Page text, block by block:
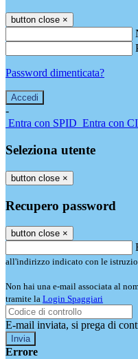
button close ×
Password dimenticata?
-
Entra con SPID Entra con
Seleziona utente
button close ×
Recupero password
button close ×
all'indirizzo indicato con le
Non hai una e-mail associata al
tramite la Login Spaggiari
E-mail inviata, si prega di
Errore